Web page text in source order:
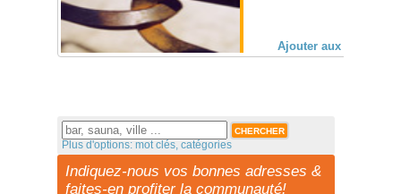
Ajouter aux favoris
Plus d'options: mot clés, catégories
Indiquez-nous vos bonnes adresses &
faites-en profiter la communauté!